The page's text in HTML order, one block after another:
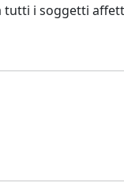
tutti i soggetti